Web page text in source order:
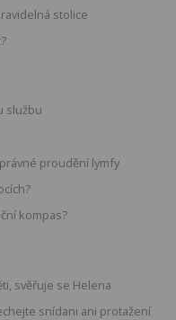
stolice
službu
proudění lymfy
kompas?
svěřuje se Helena
snídani ani protažení